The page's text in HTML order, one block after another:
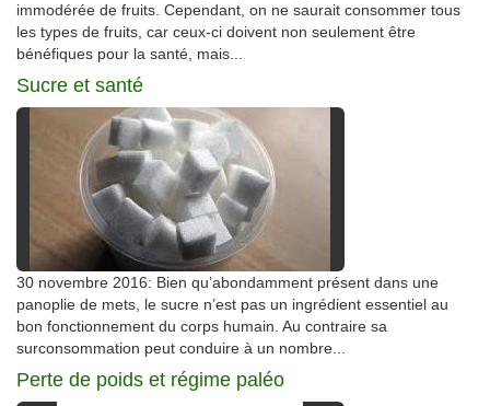
immodérée de fruits. Cependant, on ne saurait consommer tous
les types de fruits, car ceux-ci doivent non seulement être
bénéfiques pour la santé, mais...
Sucre et santé
30 novembre 2016: Bien qu’abondamment présent dans une
panoplie de mets, le sucre n’est pas un ingrédient essentiel au
bon fonctionnement du corps humain. Au contraire sa
surconsommation peut conduire à un nombre...
Perte de poids et régime paléo